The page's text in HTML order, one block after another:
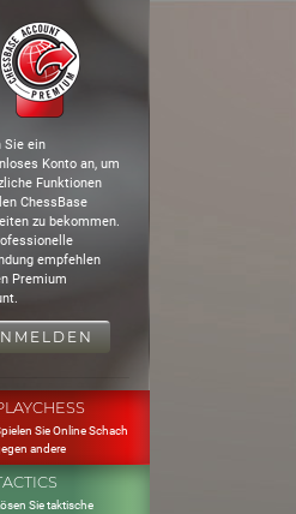
Sie ein
Konto an, um
Funktionen
ChessBase
zu bekommen.
empfehlen
Premium
Sie Online Schach
andere
Sie taktische